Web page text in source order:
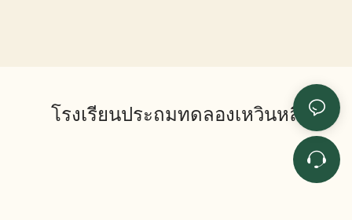
โรงเรียนประถมทดลองเหวินหลี่